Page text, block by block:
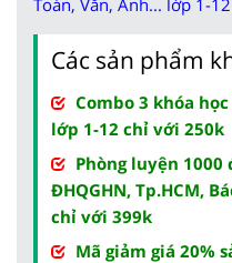
Các sản phẩm
Combo 3 khóa
lớp 1-12 chỉ với 250k
Phòng luyện 1000
ĐHQGHN, Tp.HCM,
chỉ với 399k
Mã giảm giá 20%